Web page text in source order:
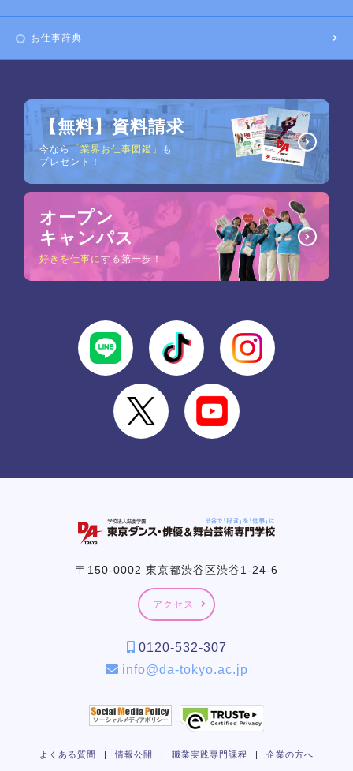
お仕事辞典
【無料】資料請求
今なら「業界お仕事図鑑」
も
プレゼント！
オープン
キャンパス
好きを仕事にする第一歩！
〒150-0002 東京都渋谷区渋谷1-24-6
アクセス
0120-532-307
info@da-tokyo.ac.jp
よくある質問 | 情報公開 | 職業実践専門課程 | 企業の方へ